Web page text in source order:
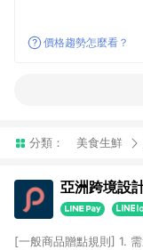
價格趨勢怎麼看？
分類： 美食生鮮
亞洲跨境設
[一般商品贈點規則] 1.